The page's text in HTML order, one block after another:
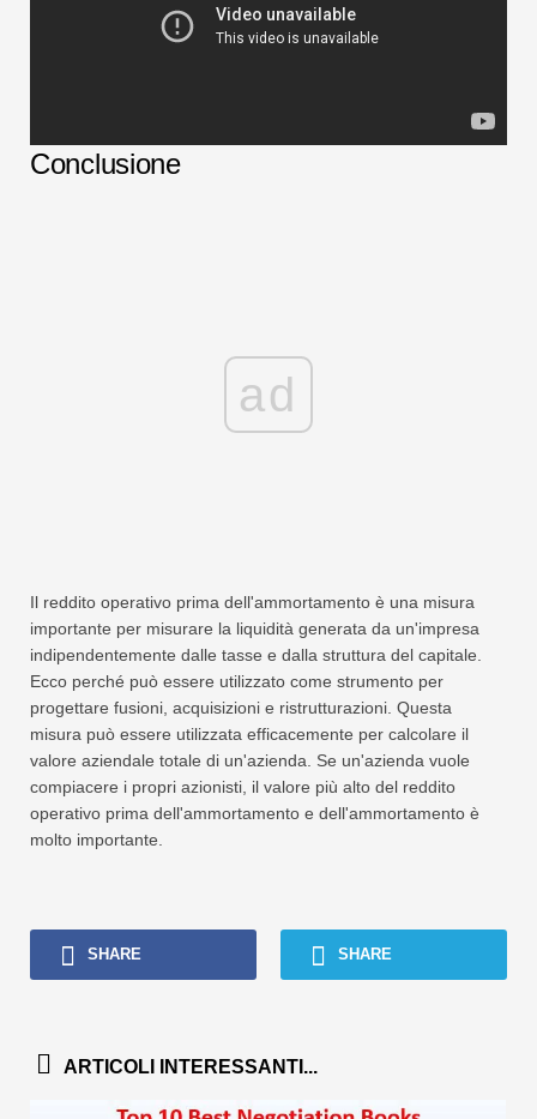
Conclusione
ad
Il reddito operativo prima dell'ammortamento è una misura
importante per misurare la liquidità generata da un'impresa
indipendentemente dalle tasse e dalla struttura del capitale.
Ecco perché può essere utilizzato come strumento per
progettare fusioni, acquisizioni e ristrutturazioni. Questa
misura può essere utilizzata efficacemente per calcolare il
valore aziendale totale di un'azienda. Se un'azienda vuole
compiacere i propri azionisti, il valore più alto del reddito
operativo prima dell'ammortamento e dell'ammortamento è
molto importante.
SHARE SHARE
ARTICOLI INTERESSANTI...